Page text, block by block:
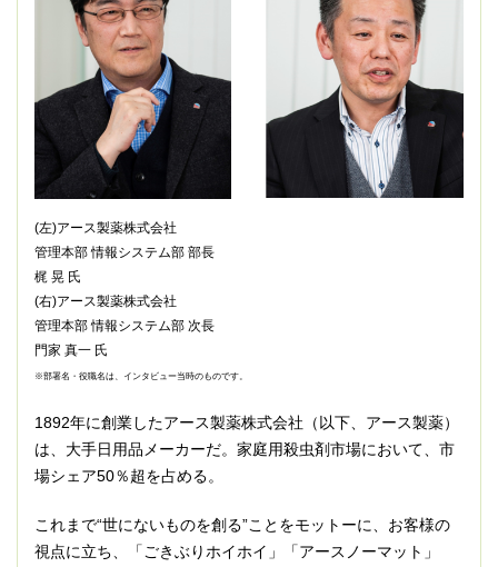
(左)アース製薬株式会社
管理本部 情報システム部 部長
梶 晃 氏
(右)アース製薬株式会社
管理本部 情報システム部 次長
門家 真一 氏
※部署名・役職名は、インタビュー当時のものです。
1892年に創業したアース製薬株式会社（以下、アース製薬）
は、大手日用品メーカーだ。家庭用殺虫剤市場において、市
場シェア50％超を占める。
これまで“世にないものを創る”ことをモットーに、お客様の
視点に立ち、「ごきぶりホイホイ」「アースノーマット」